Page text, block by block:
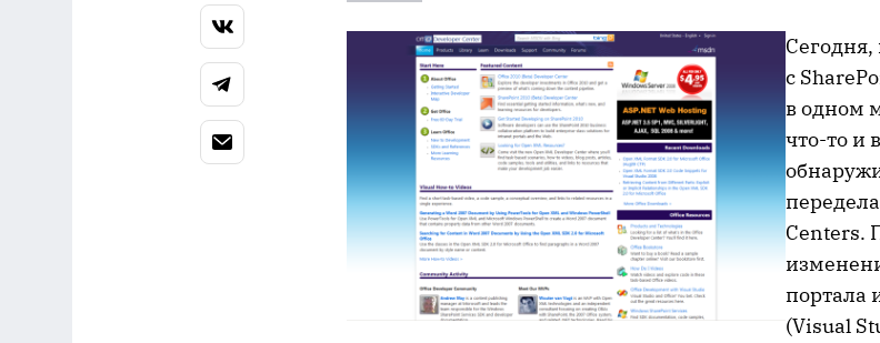
с
в одном
что-то и
Centers.
портала
(Visual